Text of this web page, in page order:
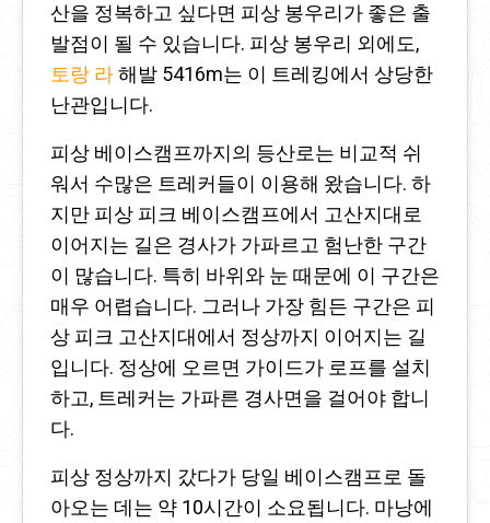
산을 정복하고 싶다면 피상 봉우리가 좋은 출
발점이 될 수 있습니다. 피상 봉우리 외에도,
토랑 라해발 5416m는 이 트레킹에서 상당한
난관입니다.
피상 베이스캠프까지의 등산로는 비교적 쉬
워서 수많은 트레커들이 이용해 왔습니다. 하
지만 피상 피크 베이스캠프에서 고산지대로
이어지는 길은 경사가 가파르고 험난한 구간
이 많습니다. 특히 바위와 눈 때문에 이 구간은
매우 어렵습니다. 그러나 가장 힘든 구간은 피
상 피크 고산지대에서 정상까지 이어지는 길
입니다. 정상에 오르면 가이드가 로프를 설치
하고, 트레커는 가파른 경사면을 걸어야 합니
다.
피상 정상까지 갔다가 당일 베이스캠프로 돌
아오는 데는 약 10시간이 소요됩니다. 마낭에